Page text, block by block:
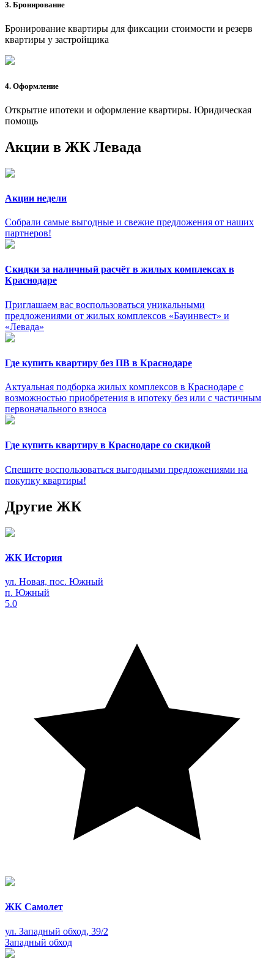
3. Бронирование
Бронирование квартиры для фиксации стоимости и резерв
квартиры у застройщика
4. Оформление
Открытие ипотеки и оформление квартиры. Юридическая
помощь
Акции в ЖК Левада
Акции недели
Собрали самые выгодные и свежие предложения от наших
партнеров!
Скидки за наличный расчёт в жилых комплексах в
Краснодаре
Приглашаем вас воспользоваться уникальными
предложениями от жилых комплексов «Бауинвест» и
«Левада»
Где купить квартиру без ПВ в Краснодаре
Актуальная подборка жилых комплексов в Краснодаре с
возможностью приобретения в ипотеку без или с частичным
первоначального взноса
Где купить квартиру в Краснодаре со скидкой
Спешите воспользоваться выгодными предложениями на
покупку квартиры!
Другие ЖК
ЖК История
ул. Новая, пос. Южный
п. Южный
5.0
ЖК Самолет
ул. Западный обход, 39/2
Западный обход